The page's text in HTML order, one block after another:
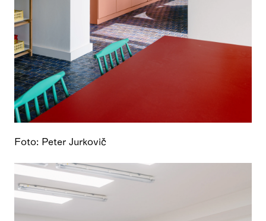
Foto: Peter Jurkovič